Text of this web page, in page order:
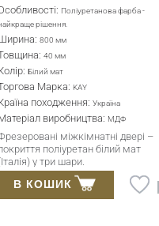
Поліуретанова фарба -
рішення.
800 мм
34 мм
Білий мат
Марка: KAY
походження: Україна
виробництва: HDF
поліуретановою
фарбою – білий мат,
двері з панелей ХДФ
3 мм завтовшки, з якісним
наповнювачем.
В КОШИК